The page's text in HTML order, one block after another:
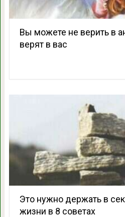
Вы можете не верить в
верят в вас
Это нужно держать в
жизни в 8 советах